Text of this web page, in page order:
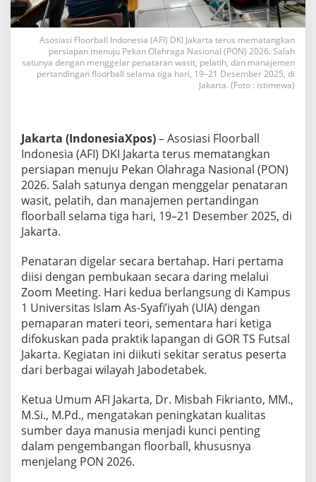
k
a
r
t
a
G
t
K
u
a
l
a
a
s
t
h
i
n
g
g
a
e
l
a
t
h
Asosiasi Floorball Indonesia (AFI) DKI Jakarta terus mematangkan
persiapan menuju Pekan Olahraga Nasional (PON) 2026. Salah
satunya dengan menggelar penataran wasit, pelatih, dan manajemen
pertandingan floorball selama tiga hari, 19–21 Desember 2025, di
Jakarta. (Foto : istimewa)
Jakarta (IndonesiaXpos)– Asosiasi Floorball
Indonesia (AFI) DKI Jakarta terus mematangkan
persiapan menuju Pekan Olahraga Nasional (PON)
2026. Salah satunya dengan menggelar penataran
wasit, pelatih, dan manajemen pertandingan
floorball selama tiga hari, 19–21 Desember 2025, di
Jakarta.
Penataran digelar secara bertahap. Hari pertama
diisi dengan pembukaan secara daring melalui
Zoom Meeting. Hari kedua berlangsung di Kampus
1 Universitas Islam As-Syafi’iyah (UIA) dengan
pemaparan materi teori, sementara hari ketiga
difokuskan pada praktik lapangan di GOR TS Futsal
Jakarta. Kegiatan ini diikuti sekitar seratus peserta
dari berbagai wilayah Jabodetabek.
Ketua Umum AFI Jakarta, Dr. Misbah Fikrianto, MM.,
M.Si., M.Pd., mengatakan peningkatan kualitas
sumber daya manusia menjadi kunci penting
dalam pengembangan floorball, khususnya
menjelang PON 2026.